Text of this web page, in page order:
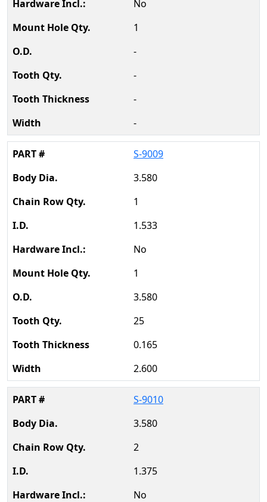
No
1
-
-
-
-
S-9009
3.580
1
1.533
No
1
3.580
25
0.165
2.600
S-9010
3.580
2
1.375
No